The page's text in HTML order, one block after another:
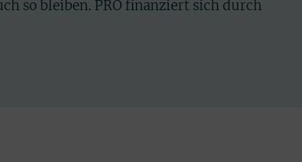
so bleiben. PRO finanziert sich durch